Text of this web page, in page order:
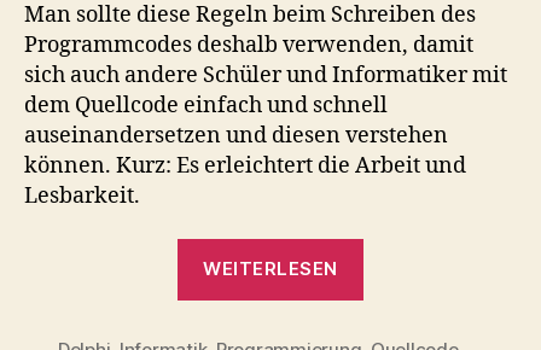
Man sollte diese Regeln beim Schreiben des
Programmcodes deshalb verwenden, damit
sich auch andere Schüler und Informatiker mit
dem Quellcode einfach und schnell
auseinandersetzen und diesen verstehen
können. Kurz: Es erleichtert die Arbeit und
Lesbarkeit.
WEITERLESEN